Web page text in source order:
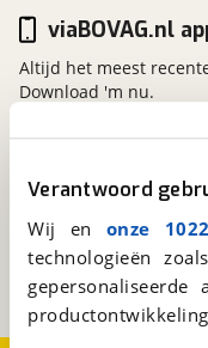
Verantwoord
Wij en onze
technologieën
Kosterijland 15
3981 AJ
Bunnik
Een initiatief van
BOVAG
viaBOVAG.nl
Altijd het meest
Download 'm nu.